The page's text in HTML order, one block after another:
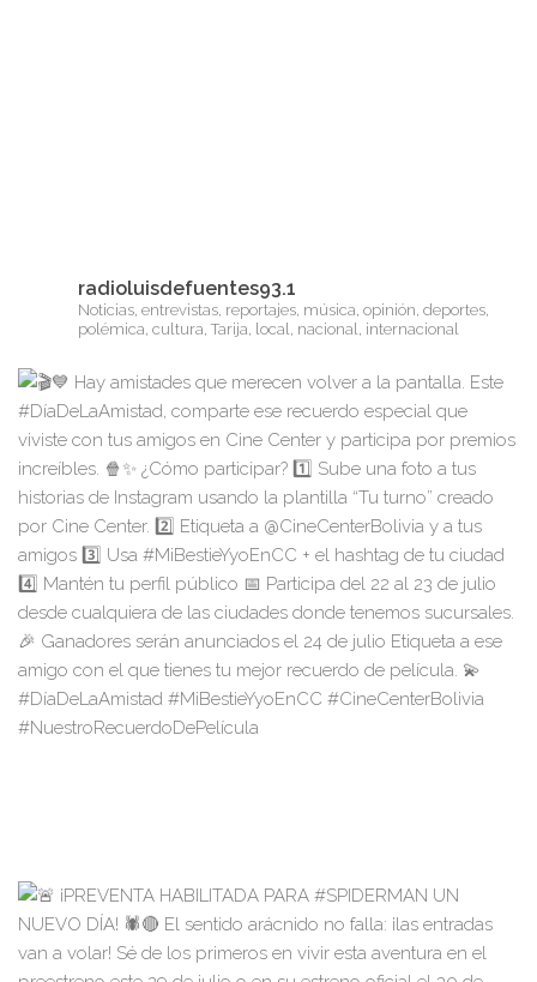
radioluisdefuentes93.1
Noticias, entrevistas, reportajes, música, opinión, deportes,
polémica, cultura, Tarija, local, nacional, internacional